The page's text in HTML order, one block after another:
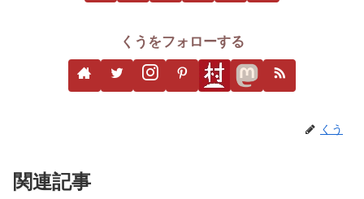
くうをフォローする
くう
関連記事